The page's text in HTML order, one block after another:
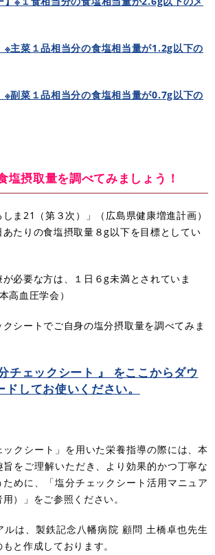
※主菜１品相当分の食塩相当量が1.2g以下の
※副菜１品相当分の食塩相当量が0.7g以下の
塩摂取量を調べてみましょう！
しま21（第３次）」（広島県健康増進計画）
あたりの食塩摂取量８g以下を目標としてい
必要な方は、１日６g未満とされていま
高血圧学会）
シートでご自身の塩分摂取量を調べてみま
分チェックシート 』 をここからダウ
ドしてお使いください。
ックシート」を用いた栄養指導の際には、本
旨をご理解いただき、より効果的かつ丁寧な
ために、「塩分チェックシート活用マニュア
）」をご参照ください。
ルは、製鉄記念八幡病院 顧問 土橋卓也先生
と作成しております。